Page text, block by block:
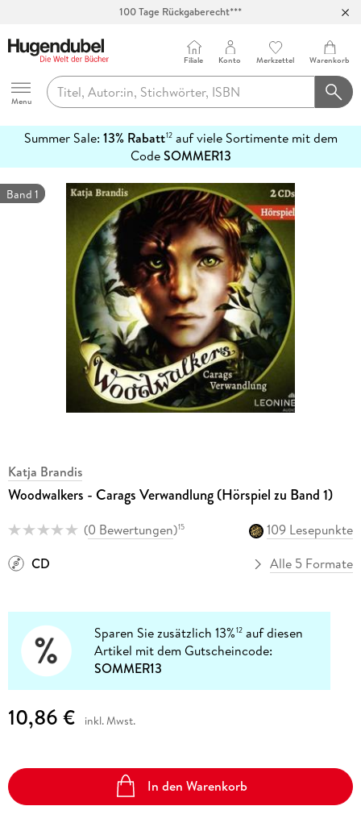
Hugendubel
Menu
Filiale Konto Merkzettel Warenkorb
Summer Sale: 13% Rabatt12auf viele Sortimente mit dem
CodeSOMMER13
erfahren
Band 1
Katja Brandis
Woodwalkers - Carags Verwandlung (Hörspiel zu Band 1)
(0 Bewertungen)15
109 Lesepunkte
CD
Alle 5 Formate
Sparen Sie zusätzlich 13%12 auf diesen
Artikel mit dem Gutscheincode:
SOMMER13
10,86 € inkl. Mwst.
In den Warenkorb